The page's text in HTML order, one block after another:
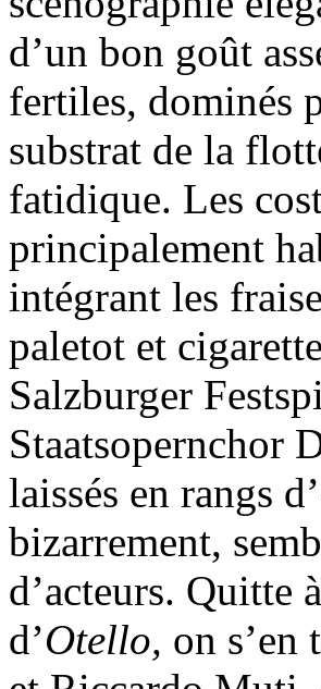
d’un bon goût
fertiles, dominés
substrat de la
fatidique. Les
principalement
intégrant les
paletot et
Salzburger
Staatsopernchor
laissés en rangs
bizarrement,
d’acteurs. Quitte
d’Otello, on s’en